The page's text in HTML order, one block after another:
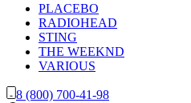
PLACEBO
RADIOHEAD
STING
THE WEEKND
VARIOUS
8 (800) 700-41-98